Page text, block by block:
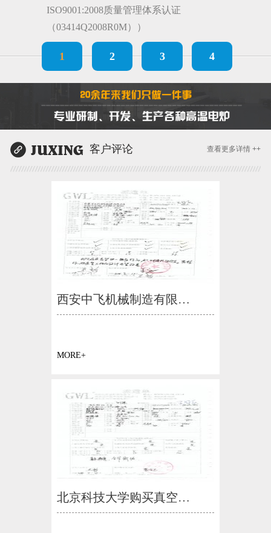
ISO9001:2008质量管理体系认证
（03414Q2008R0M））
1 2 3 4
客户评论 查看更多详情 ++
西安中飞机械制造有限…
MORE+
北京科技大学购买真空…